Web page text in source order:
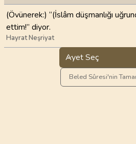
(Övünerek:) “(İslâm düşmanlığı
ettim!” diyor.
Hayrat Neşriyat
Ayet Seç
Beled Sûresi'nin